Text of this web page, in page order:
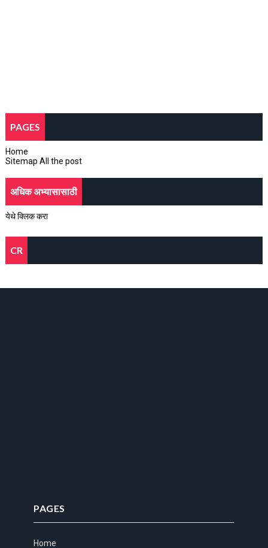
PAGES
Home
Sitemap All the post
अधिक अभ्यासासाठी
येथे क्लिक करा
CR
PAGES
Home